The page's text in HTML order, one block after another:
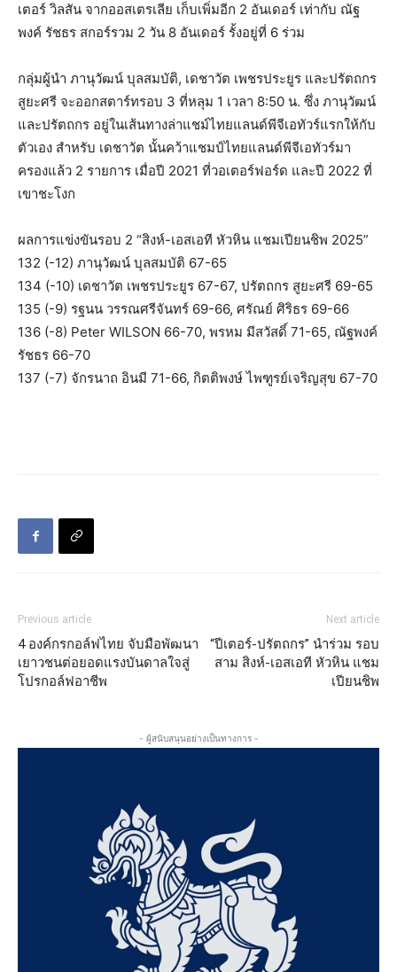
เตอร์ วิลสัน จากออสเตรเลีย เก็บเพิ่มอีก 2 อันเดอร์ เท่ากับ ณัฐ
พงค์ รัชธร สกอร์รวม 2 วัน 8 อันเดอร์ รั้งอยู่ที่ 6 ร่วม
กลุ่มผู้นำ ภานุวัฒน์ บุลสมบัติ, เดชาวัต เพชรประยูร และปรัตถกร
สูยะศรี จะออกสตาร์ทรอบ 3 ที่หลุม 1 เวลา 8:50 น. ซึ่ง ภานุวัฒน์
และปรัตถกร อยู่ในเส้นทางล่าแชม์ไทยแลนด์พีจีเอทัวร์แรกให้กับ
ตัวเอง สำหรับ เดชาวัต นั้นคว้าแชมป์ไทยแลนด์พีจีเอทัวร์มา
ครองแล้ว 2 รายการ เมื่อปี 2021 ที่วอเตอร์ฟอร์ด และปี 2022 ที่
เขาชะโงก
ผลการแข่งขันรอบ 2 “สิงห์-เอสเอที หัวหิน แชมเปียนชิพ 2025”
132 (-12) ภานุวัฒน์ บุลสมบัติ 67-65
134 (-10) เดชาวัต เพชรประยูร 67-67, ปรัตถกร สูยะศรี 69-65
135 (-9) รฐนน วรรณศรีจันทร์ 69-66, ศรัณย์ ศิริธร 69-66
136 (-8) Peter WILSON 66-70, พรหม มีสวัสดิ์ 71-65, ณัฐพงค์
รัชธร 66-70
137 (-7) จักรนาถ อินมี 71-66, กิตติพงษ์ ไพฑูรย์เจริญสุข 67-70
Previous article
4 องค์กรกอล์ฟไทย จับมือพัฒนา
เยาวชนต่อยอดแรงบันดาลใจสู่
โปรกอล์ฟอาชีพ
Next article
“ปีเตอร์-ปรัตถกร” นำร่วม รอบ
สาม สิงห์-เอสเอที หัวหิน แชม
เปียนชิพ
- ผู้สนับสนุนอย่างเป็นทางการ -